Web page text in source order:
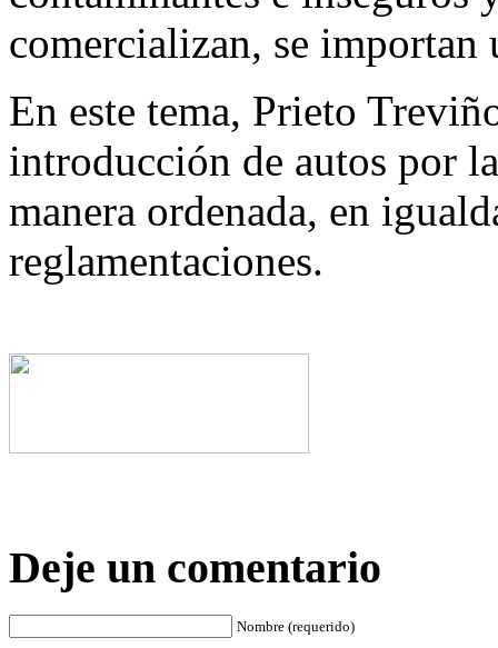
comercializan, se
En este tema, Prieto
introducción de autos por
manera ordenada, en
reglamentaciones.
Deje un comentario
Nombre (requerido)